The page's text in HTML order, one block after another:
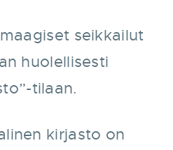
seikkailut
huolellisesti
tilaan.
kirjasto on